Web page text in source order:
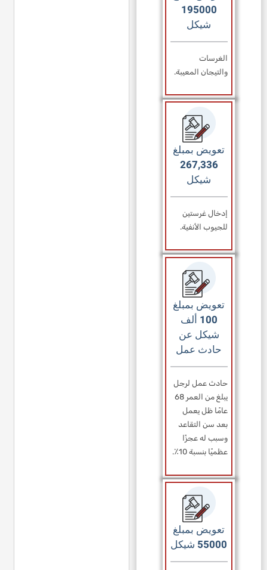
195000
شيكل
الغرسات
والتيجان المعيبة.
تعويض بمبلغ
267,336
شيكل
إدخال غرستين
للجيوب الأنفية.
تعويض بمبلغ
100 ألف
شيكل عن
حادث عمل
حادث عمل لرجل
يبلغ من العمر 68
عامًا ظل يعمل
بعد سن التقاعد
وسبب له عجزًا
عظميًا بنسبة 10٪.
تعويض بمبلغ
55000 شيكل